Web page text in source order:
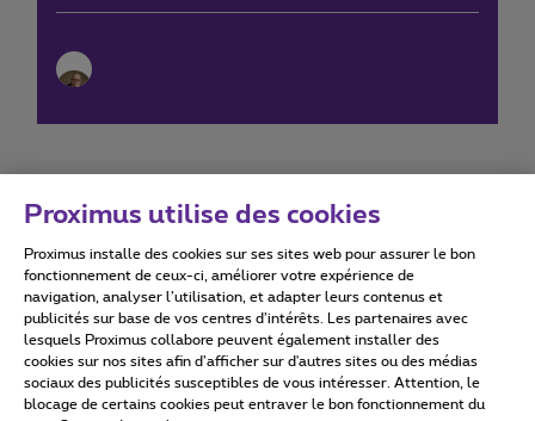
Conditions d'utilisation Accessibility statement
Tous droits réservés. © 2026 Proximus
Proximus utilise des cookies
Proximus installe des cookies sur ses sites web pour assurer le bon
fonctionnement de ceux-ci, améliorer votre expérience de
navigation, analyser l’utilisation, et adapter leurs contenus et
publicités sur base de vos centres d’intérêts. Les partenaires avec
lesquels Proximus collabore peuvent également installer des
cookies sur nos sites afin d’afficher sur d'autres sites ou des médias
sociaux des publicités susceptibles de vous intéresser. Attention, le
blocage de certains cookies peut entraver le bon fonctionnement du